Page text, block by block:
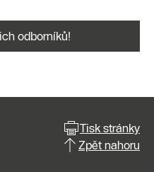
odborníků!
Tisk stránky
Zpět nahoru